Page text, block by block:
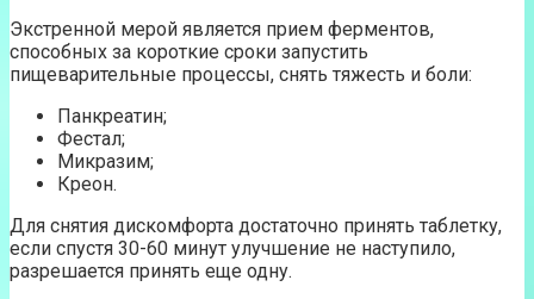
Экстренной мерой является прием ферментов,
способных за короткие сроки запустить
пищеварительные процессы, снять тяжесть и боли:
Панкреатин;
Фестал;
Микразим;
Креон.
Для снятия дискомфорта достаточно принять таблетку,
если спустя 30-60 минут улучшение не наступило,
разрешается принять еще одну.